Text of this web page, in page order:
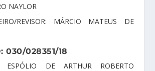
NAYLOR
REVISOR: MÁRCIO MATEUS DE
030/028351/18
ESPÓLIO DE ARTHUR ROBERTO